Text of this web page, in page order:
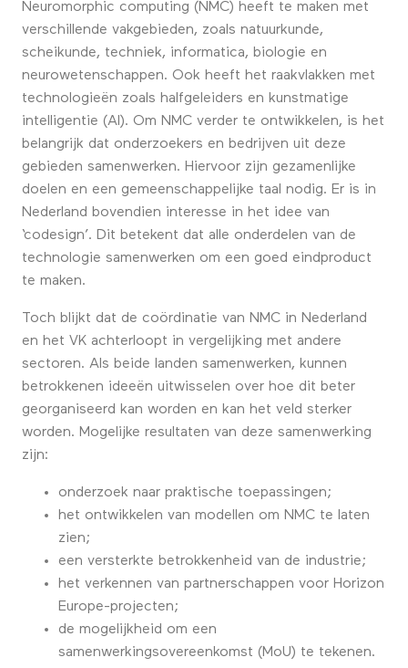
Neuromorphic computing (NMC) heeft te maken met
verschillende vakgebieden, zoals natuurkunde,
scheikunde, techniek, informatica, biologie en
neurowetenschappen. Ook heeft het raakvlakken met
technologieën zoals halfgeleiders en kunstmatige
intelligentie (AI). Om NMC verder te ontwikkelen, is het
belangrijk dat onderzoekers en bedrijven uit deze
gebieden samenwerken. Hiervoor zijn gezamenlijke
doelen en een gemeenschappelijke taal nodig. Er is in
Nederland bovendien interesse in het idee van
‘codesign’. Dit betekent dat alle onderdelen van de
technologie samenwerken om een goed eindproduct
te maken.
Toch blijkt dat de coördinatie van NMC in Nederland
en het VK achterloopt in vergelijking met andere
sectoren. Als beide landen samenwerken, kunnen
betrokkenen ideeën uitwisselen over hoe dit beter
georganiseerd kan worden en kan het veld sterker
worden. Mogelijke resultaten van deze samenwerking
zijn:
onderzoek naar praktische toepassingen;
het ontwikkelen van modellen om NMC te laten
zien;
een versterkte betrokkenheid van de industrie;
het verkennen van partnerschappen voor Horizon
Europe-projecten;
de mogelijkheid om een
samenwerkingsovereenkomst (MoU) te tekenen.